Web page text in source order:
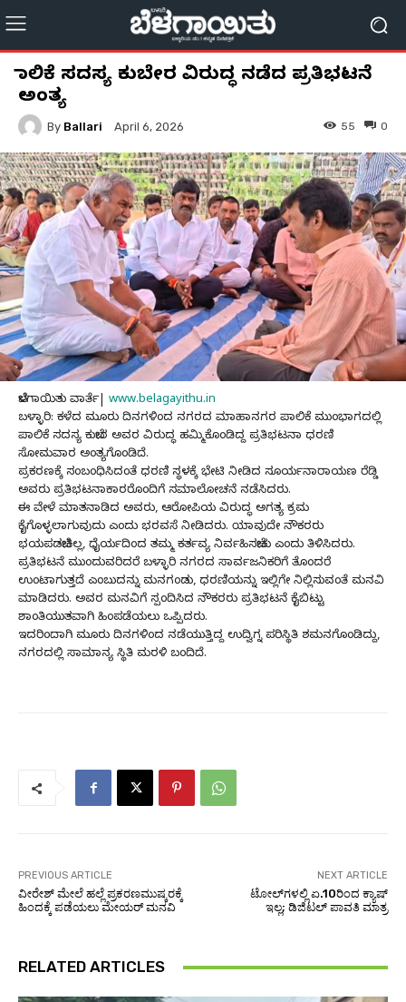
ಪಾಲಿಕೆ ಸದಸ್ಯ ಕುಬೇರ ವಿರುದ್ಧ ನಡೆದ ಪ್ರತಿಭಟನೆ
ಅಂತ್ಯ
By Ballari April 6, 2026 0
55
ಬೆಳಗಾಯಿತು ವಾರ್ತೆ| www.belagayithu.in
ಬಳ್ಳಾರಿ: ಕಳೆದ ಮೂರು ದಿನಗಳಿಂದ ನಗರದ ಮಾಹಾನಗರ ಪಾಲಿಕೆ ಮುಂಭಾಗದಲ್ಲಿ
ಪಾಲಿಕೆ ಸದಸ್ಯ ಕುಬೇರ ಅವರ ವಿರುದ್ಧ ಹಮ್ಮಿಕೊಂಡಿದ್ದ ಪ್ರತಿಭಟನಾ ಧರಣಿ
ಸೋಮವಾರ ಅಂತ್ಯಗೊಂಡಿದೆ.
ಪ್ರಕರಣಕ್ಕೆ ಸಂಬಂಧಿಸಿದಂತೆ ಧರಣಿ ಸ್ಥಳಕ್ಕೆ ಭೇಟಿ ನೀಡಿದ ಸೂರ್ಯನಾರಾಯಣ ರೆಡ್ಡಿ
ಅವರು ಪ್ರತಿಭಟನಾಕಾರರೊಂದಿಗೆ ಸಮಾಲೋಚನೆ ನಡೆಸಿದರು.
ಈ ವೇಳೆ ಮಾತನಾಡಿದ ಅವರು, ಆರೋಪಿಯ ವಿರುದ್ಧ ಅಗತ್ಯ ಕ್ರಮ
ಕೈಗೊಳ್ಳಲಾಗುವುದು ಎಂದು ಭರವಸೆ ನೀಡಿದರು. ಯಾವುದೇ ನೌಕರರು
ಭಯಪಡಬೇಕಿಲ್ಲ, ಧೈರ್ಯದಿಂದ ತಮ್ಮ ಕರ್ತವ್ಯ ನಿರ್ವಹಿಸಬೇಕು ಎಂದು ತಿಳಿಸಿದರು.
ಪ್ರತಿಭಟನೆ ಮುಂದುವರಿದರೆ ಬಳ್ಳಾರಿ ನಗರದ ಸಾರ್ವಜನಿಕರಿಗೆ ತೊಂದರೆ
ಉಂಟಾಗುತ್ತದೆ ಎಂಬುದನ್ನು ಮನಗಂಡು, ಧರಣಿಯನ್ನು ಇಲ್ಲಿಗೇ ನಿಲ್ಲಿಸುವಂತೆ ಮನವಿ
ಮಾಡಿದರು. ಅವರ ಮನವಿಗೆ ಸ್ಪಂದಿಸಿದ ನೌಕರರು ಪ್ರತಿಭಟನೆ ಕೈಬಿಟ್ಟು
ಶಾಂತಿಯುತವಾಗಿ ಹಿಂಪಡೆಯಲು ಒಪ್ಪಿದರು.
ಇದರಿಂದಾಗಿ ಮೂರು ದಿನಗಳಿಂದ ನಡೆಯುತ್ತಿದ್ದ ಉದ್ವಿಗ್ನ ಪರಿಸ್ಥಿತಿ ಶಮನಗೊಂಡಿದ್ದು,
ನಗರದಲ್ಲಿ ಸಾಮಾನ್ಯ ಸ್ಥಿತಿ ಮರಳಿ ಬಂದಿದೆ.
PREVIOUS ARTICLE
ವೀರೇಶ್ ಮೇಲೆ ಹಲ್ಲೆ ಪ್ರಕರಣಮುಷ್ಕರಕ್ಕೆ
ಹಿಂದಕ್ಕೆ ಪಡೆಯಲು ಮೇಯರ್ ಮನವಿ
NEXT ARTICLE
ಟೋಲ್‌ಗಳಲ್ಲಿ ಏ.10ರಿಂದ ಕ್ಯಾಷ್‌
ಇಲ್ಲ; ಡಿಜಿಟಲ್ ಪಾವತಿ ಮಾತ್ರ
RELATED ARTICLES